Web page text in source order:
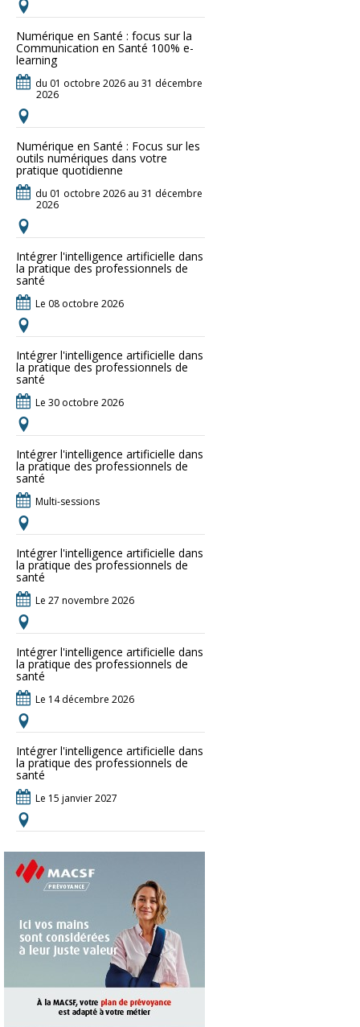
Numérique en Santé : focus sur la
Communication en Santé 100% e-
learning
du 01 octobre 2026 au 31 décembre
2026
Numérique en Santé : Focus sur les
outils numériques dans votre
pratique quotidienne
du 01 octobre 2026 au 31 décembre
2026
Intégrer l'intelligence artificielle dans
la pratique des professionnels de
santé
Le 08 octobre 2026
Intégrer l'intelligence artificielle dans
la pratique des professionnels de
santé
Le 30 octobre 2026
Intégrer l'intelligence artificielle dans
la pratique des professionnels de
santé
Multi-sessions
Intégrer l'intelligence artificielle dans
la pratique des professionnels de
santé
Le 27 novembre 2026
Intégrer l'intelligence artificielle dans
la pratique des professionnels de
santé
Le 14 décembre 2026
Intégrer l'intelligence artificielle dans
la pratique des professionnels de
santé
Le 15 janvier 2027